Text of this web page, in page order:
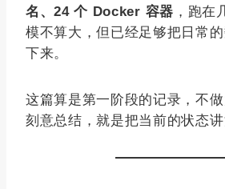
名、24 个 Docker 容器 ，跑在
模不算大，但已经足够把日常
下来。
这篇算是第一阶段的记录，不
刻意总结，就是把当前的状态讲